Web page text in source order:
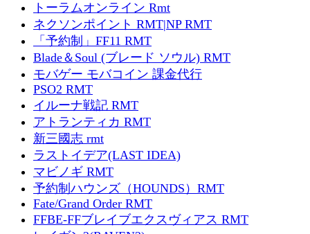
トーラムオンライン Rmt
ネクソンポイント RMT|NP RMT
「予約制」FF11 RMT
Blade＆Soul (ブレード ソウル) RMT
モバゲー モバコイン 課金代行
PSO2 RMT
イルーナ戦記 RMT
アトランティカ RMT
新三國志 rmt
ラストイデア(LAST IDEA)
マビノギ RMT
予約制ハウンズ（HOUNDS）RMT
Fate/Grand Order RMT
FFBE-FFブレイブエクスヴィアス RMT